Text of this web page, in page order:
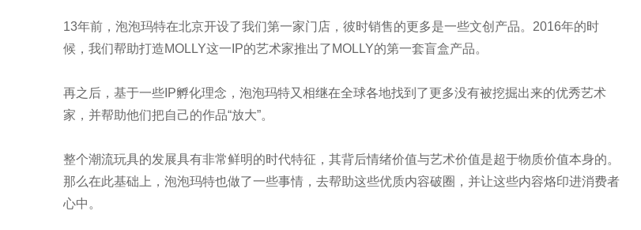
13年前，泡泡玛特在北京开设了我们第一家门店，彼时销售的更多是一些文创产品。2016年的时
候，我们帮助打造MOLLY这一IP的艺术家推出了MOLLY的第一套盲盒产品。
再之后，基于一些IP孵化理念，泡泡玛特又相继在全球各地找到了更多没有被挖掘出来的优秀艺术
家，并帮助他们把自己的作品“放大”。
整个潮流玩具的发展具有非常鲜明的时代特征，其背后情绪价值与艺术价值是超于物质价值本身的。
那么在此基础上，泡泡玛特也做了一些事情，去帮助这些优质内容破圈，并让这些内容烙印进消费者
心中。